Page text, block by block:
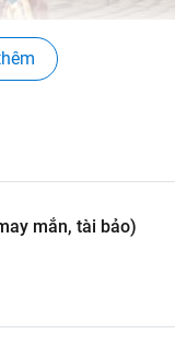
mắn, tài bảo)